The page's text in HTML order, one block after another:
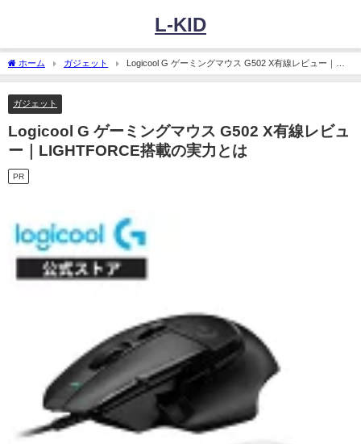
L-KID
ホーム ガジェット
Logicool G ゲーミングマウス G502 X有線レビュー｜
LIGHTFORCE搭載の実力とは
ガジェット
Logicool G ゲーミングマウス G502 X有線レビュ
ー｜LIGHTFORCE搭載の実力とは
PR